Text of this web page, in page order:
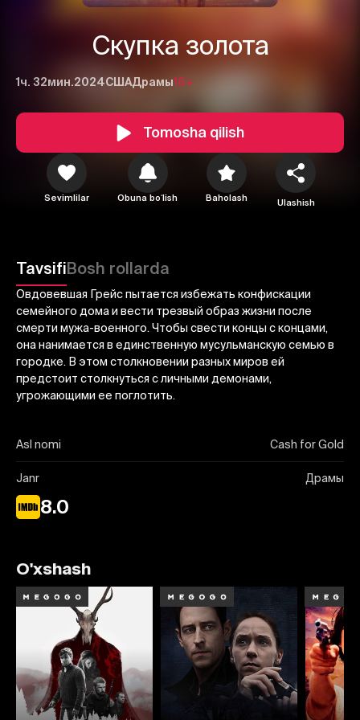
Скупка золота
1ч. 32мин.2024СШАДрамы16+
Tomosha qilish
Sevimlilar Obuna boʻlish Baholash Ulashish
TavsifiBosh rollarda
Овдовевшая Грейс пытается избежать конфискации
семейного дома и вести трезвый образ жизни после
смерти мужа-военного. Чтобы свести концы с концами,
она нанимается в единственную мусульманскую семью в
городке. В этом столкновении разных миров ей
предстоит столкнуться с личными демонами,
угрожающими ее поглотить.
Asl nomi Cash for Gold
Janr Драмы
8.0
3
Yuborish
O'xshash